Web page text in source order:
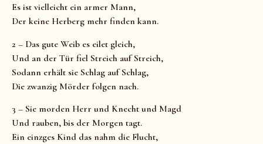
Es ist vielleicht ein armer Mann,
Der keine Herberg mehr finden kann.
2 – Das gute Weib es eilet gleich,
Und an der Tür fiel Streich auf Streich,
Sodann erhält sie Schlag auf Schlag,
Die zwanzig Mörder folgen nach.
3 – Sie morden Herr und Knecht und Magd
Und rauben, bis der Morgen tagt.
Ein einzges Kind das nahm die Flucht,